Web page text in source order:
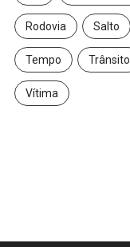
Rodovia Salto
Tempo Trânsito
Vítima